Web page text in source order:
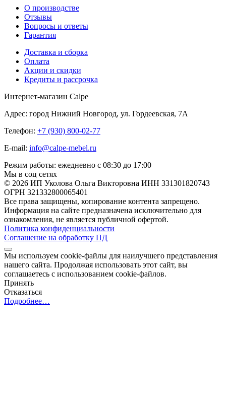
О производстве
Отзывы
Вопросы и ответы
Гарантия
Доставка и сборка
Оплата
Акции и скидки
Кредиты и рассрочка
Интернет-магазин Calpe
Адрес: город Нижний Новгород, ул. Гордеевская, 7А
Телефон: +7 (930) 800-02-77
E-mail: info@calpe-mebel.ru
Режим работы: ежедневно с 08:30 до 17:00
Мы в соц сетях
© 2026 ИП Уколова Ольга Викторовна ИНН 331301820743
ОГРН 321332800065401
Все права защищены, копирование контента запрещено.
Информация на сайте предназначена исключительно для
ознакомления, не является публичной офертой.
Политика конфиденциальности
Соглашение на обработку ПД
Мы используем cookie-файлы для наилучшего представления
нашего сайта. Продолжая использовать этот сайт, вы
соглашаетесь с использованием cookie-файлов.
Принять
Отказаться
Подробнее…